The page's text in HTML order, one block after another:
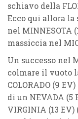
schiavo della
Ecco qui allora
nel MINNESOTA
massiccia nel
Un successo nel
colmare il vuoto
COLORADO (9 EV)
di un NEVADA (5
VIRGINIA (13 EV)